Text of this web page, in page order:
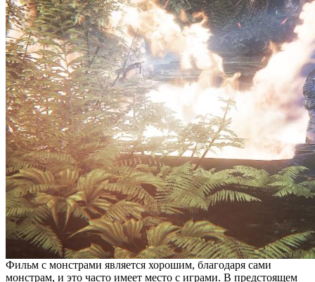
Фильм с монстрами является хорошим, благодаря сами
монстрам, и это часто имеет место с играми. В предстоящем